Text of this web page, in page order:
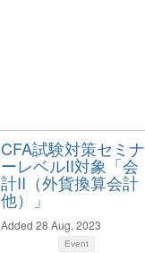
CFA試験対策セミナ
ーレベルII対象「会
計II（外貨換算会計
他）」
Added 28 Aug, 2023
Event